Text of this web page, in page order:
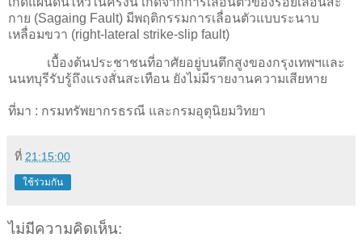
กาย (Sagaing Fault) มีพฤติกรรมการเลื่อนตัวแบบระนาบ
เหลื่อมขวา (right-lateral strike-slip fault)
เบื้องต้นประชาชนที่อาศัยอยู่บนตึกสูงของกรุงเทพฯเเละ
นนทบุรีรับรู้ถึงเเรงสั่นสะเทือน ยังไม่มีรายงานความเสียหาย
ที่มา : กรมทรัพยากรธรณี และกรมอุตุนิยมวิทยา
ที่ 21:15:00
ใช้ร่วมกัน
ไม่มีความคิดเห็น: